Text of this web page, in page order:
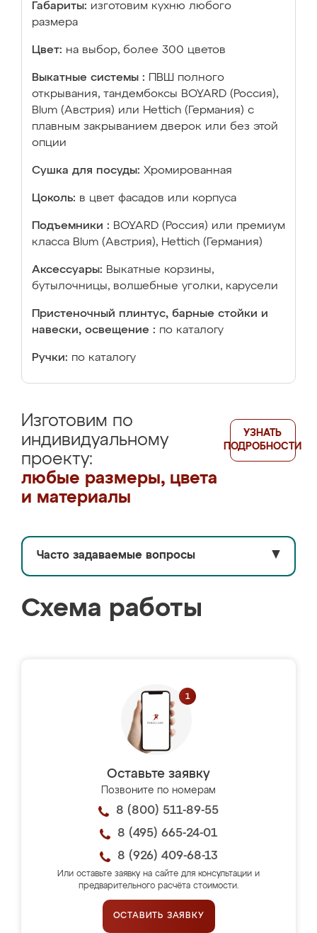
Габариты: изготовим кухню любого
размера
Цвет: на выбор, более 300 цветов
Выкатные системы :
ПВШ полного
открывания, тандембоксы BOYARD (Россия),
Blum (Австрия) или Hettich (Германия) с
плавным закрыванием дверок или без этой
опции
Сушка для посуды: Хромированная
Цоколь: в цвет фасадов или корпуса
Подъемники : BOYARD (Россия) или премиум
класса Blum (Австрия), Hettich (Германия)
Аксессуары: Выкатные корзины,
бутылочницы, волшебные уголки, карусели
Пристеночный плинтус, барные стойки и
навески, освещение : по каталогу
Ручки: по каталогу
Изготовим по
индивидуальному
проекту:
любые размеры, цвета
и материалы
УЗНАТЬ
ПОДРОБНОСТИ
Часто задаваемые вопросы ▼
Схема работы
Оставьте заявку
Позвоните по номерам
8 (800) 511-89-55
8 (495) 665-24-01
8 (926) 409-68-13
Или оставьте заявку на сайте для консультации и
предварительного расчёта стоимости.
ОСТАВИТЬ ЗАЯВКУ